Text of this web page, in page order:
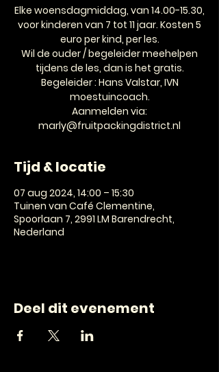
Elke woensdagmiddag, van 14.00-15.30,
voor kinderen van 7 tot 11 jaar. Kosten 5
euro per kind, per les.
Wil de ouder / begeleider meehelpen
tijdens de les, dan is het gratis.
Begeleider : Hans Valstar, IVN
moestuincoach.
Aanmelden via:
marly@fruitpackingdistrict.nl
Tijd & locatie
07 aug 2024, 14:00 – 15:30
Tuinen van Café Clementine,
Spoorlaan 7, 2991 LM Barendrecht,
Nederland
Deel dit evenement